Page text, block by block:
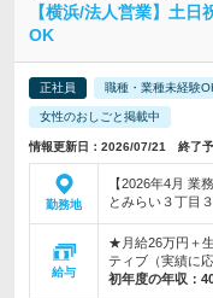
【横浜/法人営業】土
OK
正社員 職種・業種未経験
女性のおしごと掲載中
情報更新日：2026/07/21 終了
勤務地
【2026年4月 業
とみらい３丁目
給与
★月給26万円＋
ティブ（実績に
初年度の年収：